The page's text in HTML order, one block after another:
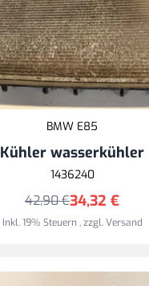
BMW E85
Kühler wasserkühler
1436240
34,32 €
42,90 €
Inkl. 19% Steuern,zzgl.Versand